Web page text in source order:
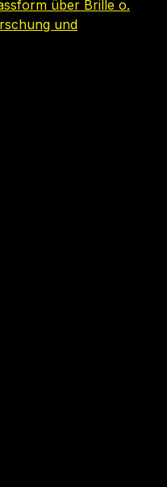
über Brille o.
und